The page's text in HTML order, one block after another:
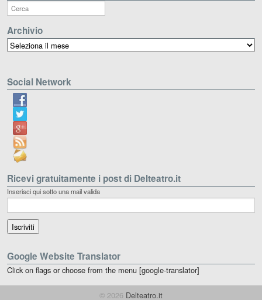
Archivio
Archivio
Social Network
Ricevi gratuitamente i post di Delteatro.it
Inserisci qui sotto una mail valida
Google Website Translator
Click on flags or choose from the menu [google-translator]
© 2026 Delteatro.it